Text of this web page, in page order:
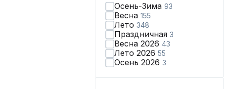
Осень-Зима 93
Весна 155
Лето 348
Праздничная 3
Весна 2026 43
Лето 2026 55
Осень 2026 3